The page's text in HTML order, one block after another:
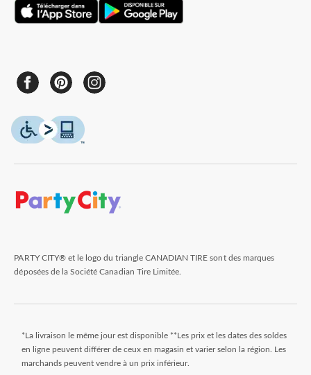
PARTY CITY® et le logo du triangle CANADIAN TIRE sont des marques
déposées de la Société Canadian Tire Limitée.
*La livraison le même jour est disponible **Les prix et les dates des soldes
en ligne peuvent différer de ceux en magasin et varier selon la région. Les
marchands peuvent vendre à un prix inférieur.